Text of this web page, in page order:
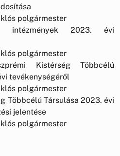
polgármester
intézmények 2023. évi
polgármester
Kistérség Többcélú
tevékenységéről
polgármester
Többcélú Társulása 2023. évi
jelentése
polgármester